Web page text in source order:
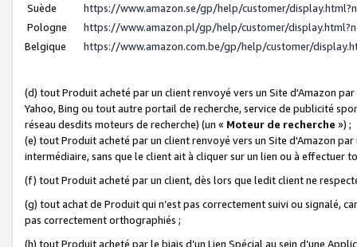
Suède
https://www.amazon.se/gp/help/customer/
Pologne
https://www.amazon.pl/gp/help/customer/
Belgique
https://www.amazon.com.be/gp/help/customer/
(d) tout Produit acheté par un client renvoyé vers un Site d'Amazon
Yahoo, Bing ou tout autre portail de recherche, service de publicité
réseau desdits moteurs de recherche) (un « Moteur de recherche ») ;
(e) tout Produit acheté par un client renvoyé vers un Site d'Amazon
intermédiaire, sans que le client ait à cliquer sur un lien ou à
(f) tout Produit acheté par un client, dès lors que ledit client ne
(g) tout achat de Produit qui n’est pas correctement suivi ou signalé,
pas correctement orthographiés ;
(h) tout Produit acheté par le biais d’un Lien Spécial au sein d’une